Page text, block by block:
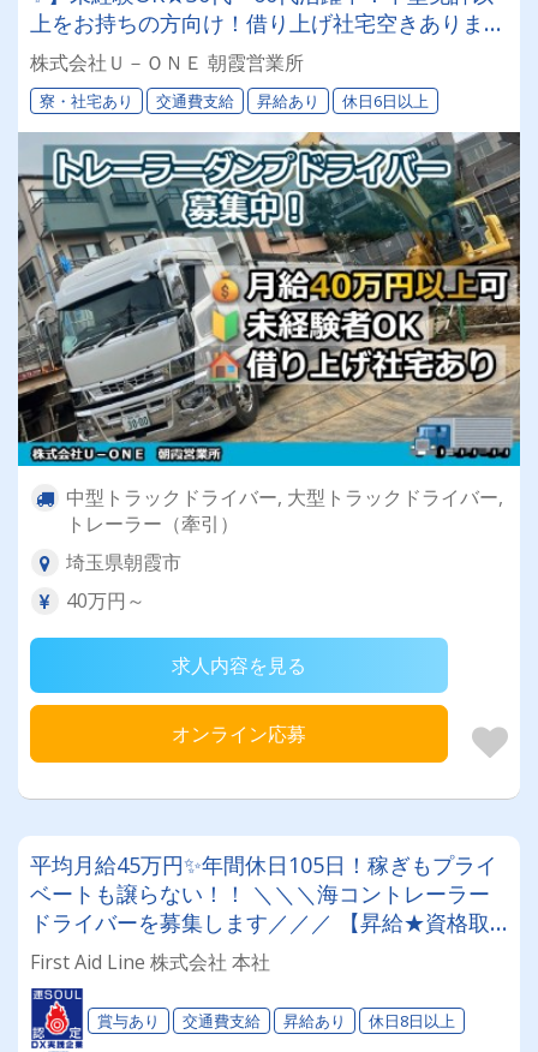
上をお持ちの方向け！借り上げ社宅空きあります
★にぎやかでやさしい先輩がいっぱい★【お休み
も取りやすい！3t・4t・8t・トレーラーダンプド
ライバー募集中！】
株式会社Ｕ－ＯＮＥ 朝霞営業所
寮・社宅あり 交通費支給 昇給あり 休日6日以上
中型トラックドライバー, 大型トラックドライバー,
トレーラー（牽引）
埼玉県朝霞市
40万円～
求人内容を見る
オンライン応募
平均月給45万円✨年間休日105日！稼ぎもプライ
ベートも譲らない！！ ＼＼＼海コントレーラー
ドライバーを募集します／／／ 【昇給★資格取
得支援☆ジム設備あり☆20代～50代活躍中✨】
First Aid Line 株式会社 本社
賞与あり 交通費支給 昇給あり 休日8日以上